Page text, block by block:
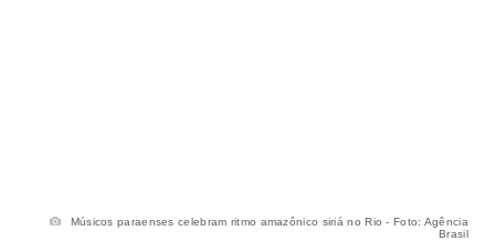
Músicos paraenses celebram ritmo amazônico siriá no Rio - Foto: Agência
Brasil